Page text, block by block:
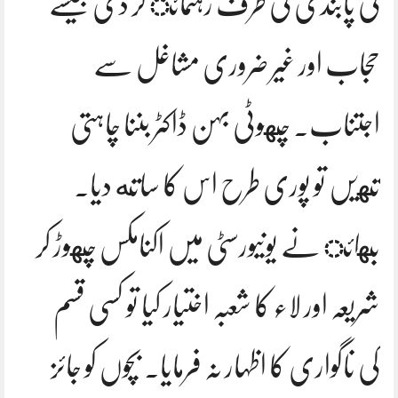
حجاب اور غیر ضروری مشاغل سے
اجتناب. چهوٹی بہن ڈاکٹر بننا چاہتی
تهیں تو پوری طرح اس کا ساته دیا.
بهائ نے یونیورسٹی میں اکنامکس چهوڑ کر
شریعہ اور لاء کا شعبہ اختیار کیا تو کسی قسم
کی ناگواری کا اظہار نہ فرمایا. بچوں کو جائز